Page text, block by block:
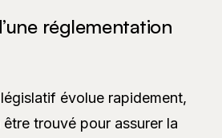
réglementation
évolue rapidement,
trouvé pour assurer la